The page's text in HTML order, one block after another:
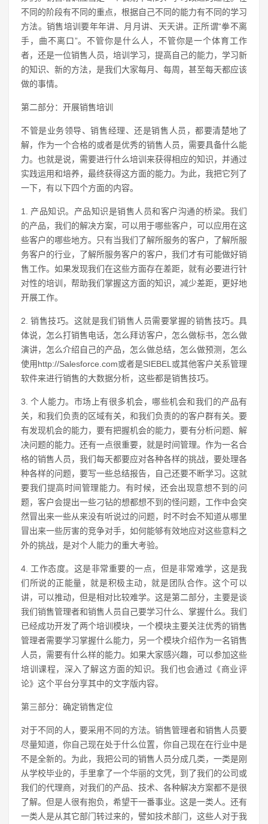
不同的阶段有不同的重点，根据自己不同的能力有不同的学习
方法。销售培训要年年讲、月月讲、天天讲。正所谓“拳不离
手，曲不离口”。不管你是什么人，不管你是一个体育工作
者，还是一位销售人员，培训学习，提高自己的能力，学习新
的知识、新的方法，是我们大家每月、每周，甚至每天都应该
做的事情。
第二部分：开展销售培训
不管是业务领导、销售经理、还是销售人员，都要清楚地了
解，作为一个合格的或者是优秀的销售人员，需要具备什么能
力。也就是说，需要进行什么培训来获得相应的知识，并通过
实践运用和培养，最终获得这方面的能力。为此，我把它列了
一下，有以下四个方面的内容。
1. 产品知识。产品知识是销售人员和客户沟通的桥梁。我们
的产品，我们的解决方案，可以用于哪些客户，可以应用在这
些客户的哪些地方。只有当我们了解所服务的客户，了解所服
务客户的行业，了解所服务客户的客户，我们才有可能做好销
售工作。如果发现我们在这些方面存在差距，就有必要进行针
对性的培训，帮助我们掌握这方面的知识，减少差距，更好地
开展工作。
2. 销售技巧。这就是我们销售人员需要掌握的销售技巧。具
体说，怎么打销售电话，怎么拜访客户，怎么做标书，怎么做
演讲，怎么介绍自己的产品，怎么做总结，怎么做预测，怎么
使用http://Salesforce.com或者是SIEBEL或其他客户关系管理
软件来进行销售的大数据分析，这些都是销售技巧。
3. 个人能力。市场上有很多机会，哪些机会和我们的产品有
关，和我们负责的区域有关，和我们负责的的客户群有关。要
有发现机会的能力，要有把握机会的能力，要有分析问题、解
决问题的能力。还有一点很重要，就是时间管理。作为一名合
格的销售人员，我们每天都要应对各种各样的挑战，要处理各
种各样的问题，要写一些总结报告，自己还要不断学习。这就
要我们提高时间管理能力。有时候，还会出现意想不到的问
题，客户会提出一些刁钻的想都想不到的怪问题，工作中会突
然冒出来一些从来没有听说过的问题，时不时会不知道从哪里
冒出来一些厉害的竞争对手，如何能够有效地应对这些意料之
外的挑战，是对个人能力的重大考验。
4. 工作态度。这是非常重要的一点，但是非常难学，这是我
们所说的正能量，就是积极主动，就是团队合作。这个可以
讲，可以推动，但是相对比较难学。这是第二部分，主要是谈
我们销售管理者和销售人员自己要学习什么、掌握什么。我们
已经成功开发了两个培训模块，一个模块主要关注优秀的销售
管理者需要学习掌握什么能力，另一个模块介绍作为一名销售
人员，需要有什么样的能力。如果大家感兴趣，可以参加这些
培训课程，深入了解这方面的知识。我们也会通过《商业评
论》这个平台分享其中的文字版内容。
第三部分：确定销售定位
对于不同的人，要采用不同的方法。销售管理者和销售人员要
尽量知道，你自己现在处于什么位置，你自己现在在行业中是
不是全新的。为此，我把公司的销售人员分成几类，一类是刚
从学校毕业的，手里拿了一个华丽的文凭，到了我们的公司或
我们的代理商，对我们的产品、技术、各种解决方案都不是很
了解。但是人很有抱负，希望干一番事业。这是一类人。还有
一类人是从其它部门转过来的，譬如技术部门，这些人对于我